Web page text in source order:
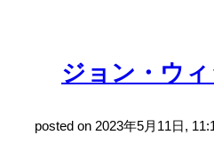
ジョン・ウ
posted on 2023年5月11日,